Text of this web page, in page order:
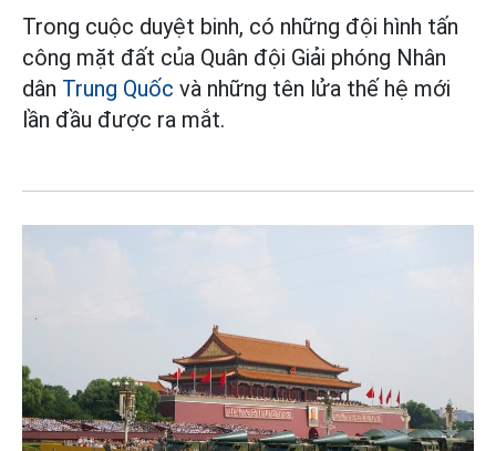
Trong cuộc duyệt binh, có những đội hình tấn
công mặt đất của Quân đội Giải phóng Nhân
dân Trung Quốc và những tên lửa thế hệ mới
lần đầu được ra mắt.